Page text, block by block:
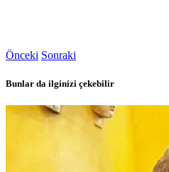
Önceki Sonraki
Bunlar da ilginizi çekebilir